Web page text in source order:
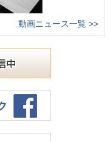
動画ニュース一覧 >>